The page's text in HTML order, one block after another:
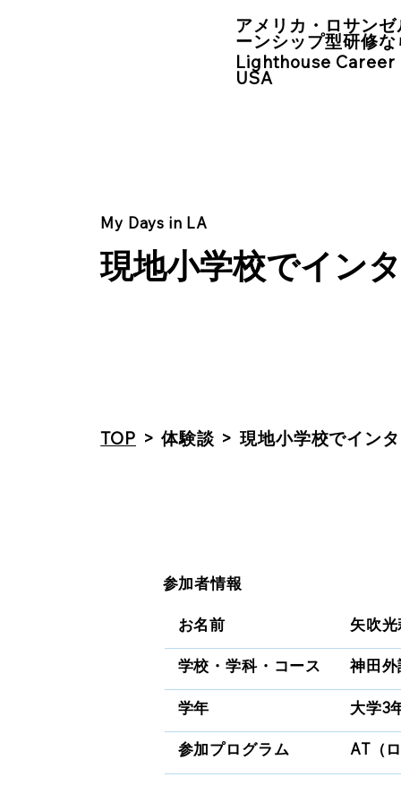
アメリカ・ロサンゼ
ーンシップ型研修な
Lighthouse Career
USA
My Days in LA
現地小学校でイン
TOP > 体験談 > 現地小学校でイン
参加者情報
お名前 矢吹
学校・学科・コース 神田
学年 大学3
参加プログラム AT（